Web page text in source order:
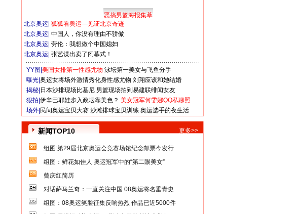
恶搞男篮海报集萃
北京奥运 狐狐看奥运—见证北京奇迹
北京奥运 中国人，你没有理由不骄傲
北京奥运 劳伦：我想做个中国媳妇
北京奥运 张艺谋出卖了闭幕式！
YY图| 美国女排第一性感尤物 泳坛第一美女与飞鱼分手
曝光| 奥运女将场外激情秀化身性感尤物 刘翔应该和她结婚
揭秘| 日本沙排现场比基尼 男篮现场拍到易建联绯闻女友
狠拍| 伊辛巴耶娃步入政坛靠美色？ 美女冠军何雯娜QQ私聊照
场外| 民间奥运宝贝大赛 沙滩排球宝贝训练 奥运选手的夜生活
新闻TOP10 更多>>
组图:第29届北京奥运会竞赛场馆纪念邮票今发行
组图：鲜花如佳人 奥运冠军中的“第二眼美女”
曾庆红简历
对话萨马兰奇：一直关注中国 08奥运将名垂青史
组图：08奥运笑脸征集反响热烈 作品已近5000件